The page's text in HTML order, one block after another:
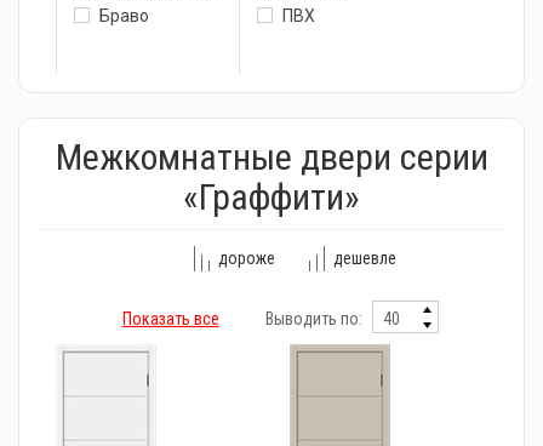
Браво ПВХ
Межкомнатные двери серии
«Граффити»
дороже дешевле
Показать все Выводить по: